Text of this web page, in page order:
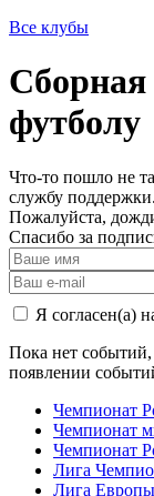
Все клубы
футболу
Что-то пошло не
службу поддержки.
Пожалуйста,
Спасибо за
Я согласен(а)
Пока нет
появлении
Чемпионат
Чемпионат
Чемпионат
Лига
Лига